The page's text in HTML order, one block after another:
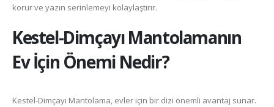
korur ve yazın serinlemeyi kolaylaştırır.
Kestel-DimçayıMantolamanın
Ev İçin Önemi Nedir?
Kestel-Dimçayı Mantolama, evler için bir dizi önemli avantaj sunar.